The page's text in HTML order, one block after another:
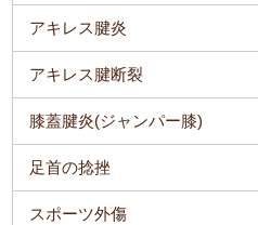
アキレス腱炎
アキレス腱断裂
膝蓋腱炎(ジャンパー膝)
足首の捻挫
スポーツ外傷